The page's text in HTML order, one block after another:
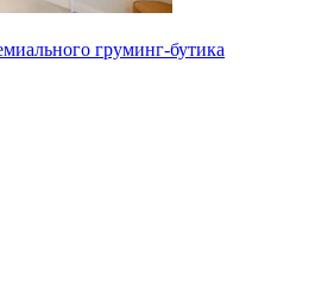
груминг-бутика